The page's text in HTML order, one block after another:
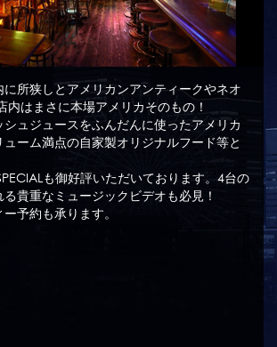
所狭しとアメリカンアンティークやネオ
内はまさに本場アメリカそのもの！
シュジュースをふんだんに使ったアメリカ
ーム満点の自家製オリジナルフード等と
も御好評いただいております。4台の
貴重なミュージックビデオも必見！
予約も承ります。